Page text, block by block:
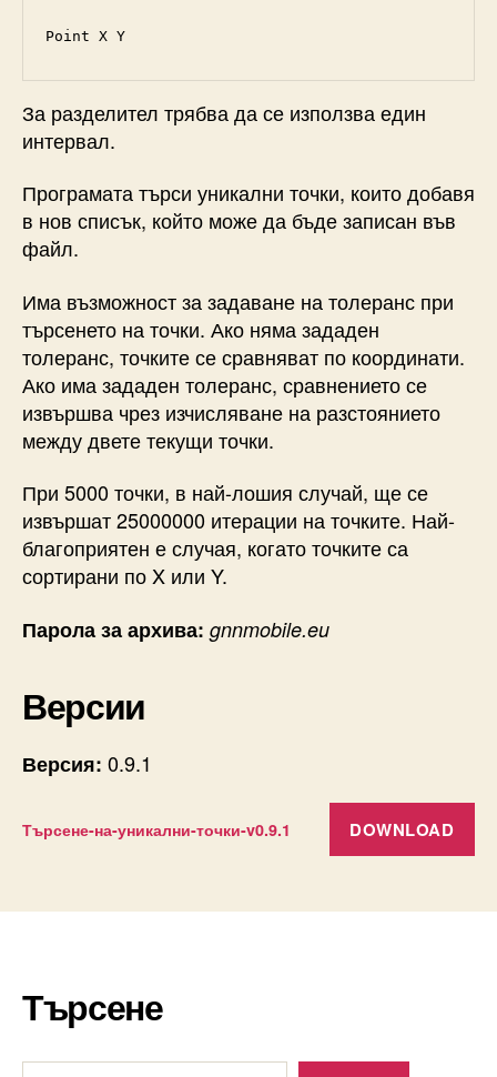
Point X Y
За разделител трябва да се използва един
интервал.
Програмата търси уникални точки, които добавя
в нов списък, който може да бъде записан във
файл.
Има възможност за задаване на толеранс при
търсенето на точки. Ако няма зададен
толеранс, точките се сравняват по координати.
Ако има зададен толеранс, сравнението се
извършва чрез изчисляване на разстоянието
между двете текущи точки.
При 5000 точки, в най-лошия случай, ще се
извършат 25000000 итерации на точките. Най-
благоприятен е случая, когато точките са
сортирани по X или Y.
Парола за архива: gnnmobile.eu
Версии
Версия: 0.9.1
Търсене-на-уникални-точки-v0.9.1 DOWNLOAD
Търсене